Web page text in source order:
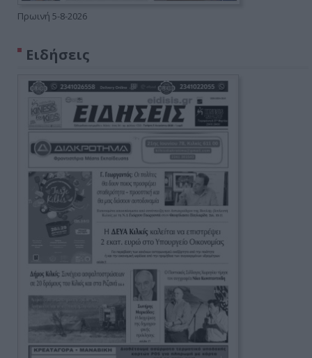
Πρωινή 5-8-2026
Ειδήσεις